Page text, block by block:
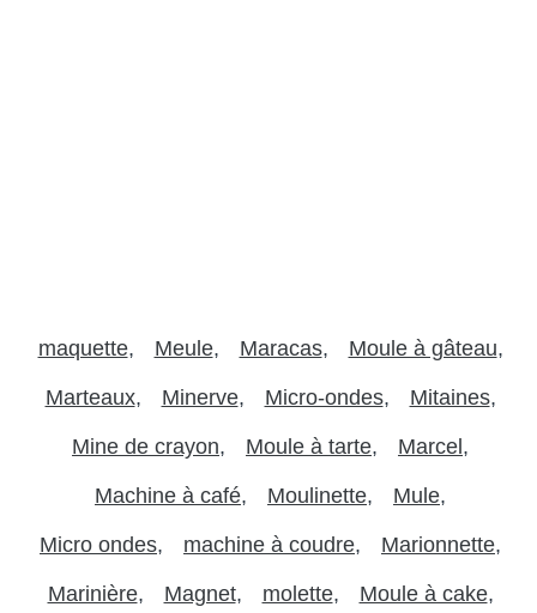
maquette Meule Maracas Moule à gâteau
Marteaux Minerve Micro-ondes Mitaines
Mine de crayon Moule à tarte Marcel
Machine à café Moulinette Mule
Micro ondes machine à coudre Marionnette
Marinière Magnet molette Moule à cake